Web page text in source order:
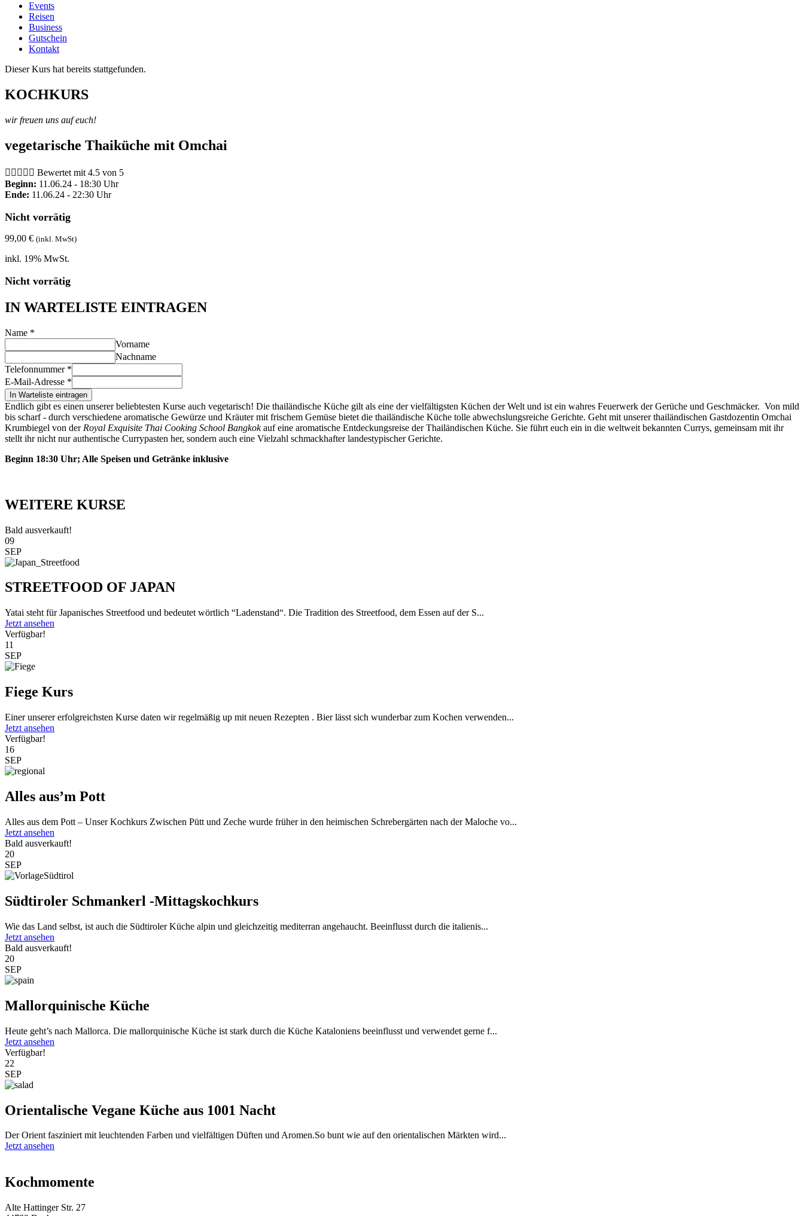
Events
Reisen
Business
Gutschein
Kontakt
Dieser Kurs hat bereits stattgefunden.
KOCHKURS
wir freuen uns auf euch!
vegetarische Thaiküche mit Omchai
     Bewertet mit 4.5 von 5
Beginn: 11.06.24 - 18:30 Uhr
Ende: 11.06.24 - 22:30 Uhr
Nicht vorrätig
99,00 € (inkl. MwSt)
inkl. 19% MwSt.
Nicht vorrätig
IN WARTELISTE EINTRAGEN
Name *
Vorname
Nachname
Telefonnummer *
E-Mail-Adresse *
In Warteliste eintragen
Endlich gibt es einen unserer beliebtesten Kurse auch vegetarisch! Die thailändische Küche gilt als eine der vielfältigsten Küchen der Welt und ist ein wahres Feuerwerk der Gerüche und Geschmäcker. Von mild
bis scharf - durch verschiedene aromatische Gewürze und Kräuter mit frischem Gemüse bietet die thailändische Küche tolle abwechslungsreiche Gerichte. Geht mit unserer thailändischen Gastdozentin Omchai
Krumbiegel von der Royal Exquisite Thai Cooking School Bangkokauf eine aromatische Entdeckungsreise der Thailändischen Küche. Sie führt euch ein in die weltweit bekannten Currys, gemeinsam mit ihr
stellt ihr nicht nur authentische Currypasten her, sondern auch eine Vielzahl schmackhafter landestypischer Gerichte.
Beginn 18:30 Uhr; Alle Speisen und Getränke inklusive
WEITERE KURSE
Bald ausverkauft!
09
SEP
STREETFOOD OF JAPAN
Yatai steht für Japanisches Streetfood und bedeutet wörtlich “Ladenstand“. Die Tradition des Streetfood, dem Essen auf der S...
Jetzt ansehen
Verfügbar!
11
SEP
Fiege Kurs
Einer unserer erfolgreichsten Kurse daten wir regelmäßig up mit neuen Rezepten . Bier lässt sich wunderbar zum Kochen verwenden...
Jetzt ansehen
Verfügbar!
16
SEP
Alles aus’m Pott
Alles aus dem Pott – Unser Kochkurs Zwischen Pütt und Zeche wurde früher in den heimischen Schrebergärten nach der Maloche vo...
Jetzt ansehen
Bald ausverkauft!
20
SEP
Südtiroler Schmankerl -Mittagskochkurs
Wie das Land selbst, ist auch die Südtiroler Küche alpin und gleichzeitig mediterran angehaucht. Beeinflusst durch die italienis...
Jetzt ansehen
Bald ausverkauft!
20
SEP
Mallorquinische Küche
Heute geht’s nach Mallorca. Die mallorquinische Küche ist stark durch die Küche Kataloniens beeinflusst und verwendet gerne f...
Jetzt ansehen
Verfügbar!
22
SEP
Orientalische Vegane Küche aus 1001 Nacht
Der Orient fasziniert mit leuchtenden Farben und vielfältigen Düften und Aromen.So bunt wie auf den orientalischen Märkten wird...
Jetzt ansehen
Kochmomente
Alte Hattinger Str. 27